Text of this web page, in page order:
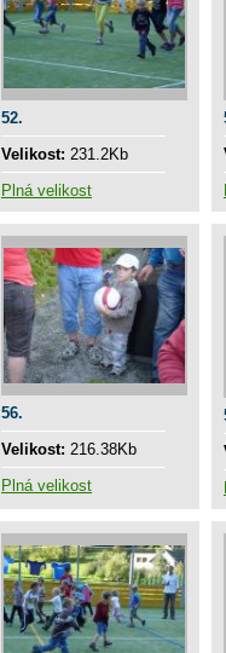
52.
Velikost: 231.2Kb
Plná velikost
56.
Velikost: 216.38Kb
Plná velikost